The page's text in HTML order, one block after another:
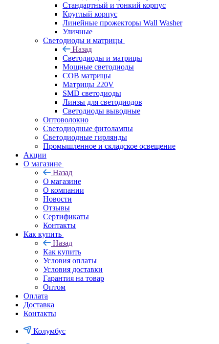
Стандартный и тонкий корпус
Круглый корпус
Линейные прожекторы Wall Washer
Уличные
Светодиоды и матрицы
Назад
Светодиоды и матрицы
Мощные светодиоды
COB матрицы
Матрицы 220V
SMD светодиоды
Линзы для светодиодов
Светодиоды выводные
Оптоволокно
Светодиодные фитолампы
Светодиодные гирлянды
Промышленное и складское освещение
Акции
О магазине
Назад
О магазине
О компании
Новости
Отзывы
Сертификаты
Контакты
Как купить
Назад
Как купить
Условия оплаты
Условия доставки
Гарантия на товар
Оптом
Оплата
Доставка
Контакты
Колумбус